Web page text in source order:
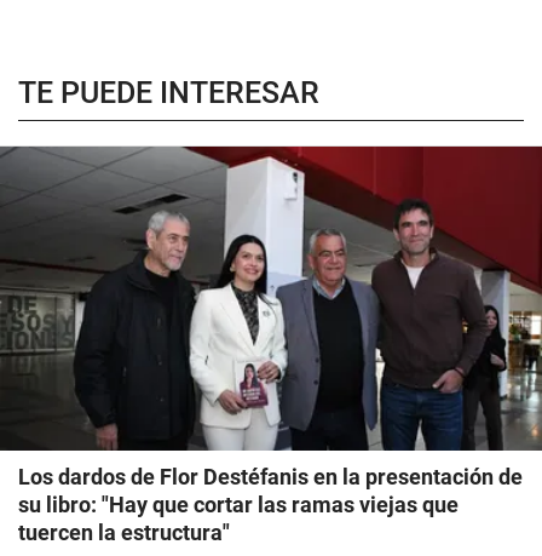
TE PUEDE INTERESAR
Los dardos de Flor Destéfanis en la presentación de
su libro: "Hay que cortar las ramas viejas que
tuercen la estructura"